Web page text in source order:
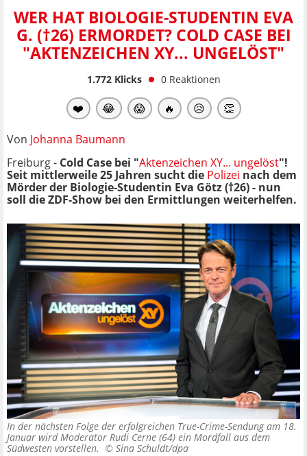
WER HAT BIOLOGIE-STUDENTIN EVA
G. (†26) ERMORDET? COLD CASE BEI
"AKTENZEICHEN XY... UNGELÖST"
1.772Klicks 0 Reaktionen
❤️ 😂 😱 🔥 😥 👏
Von Johanna Baumann
Freiburg - Cold Case bei "Aktenzeichen XY... ungelöst"!
Seit mittlerweile 25 Jahren sucht die Polizei nach dem
Mörder der Biologie-Studentin Eva Götz (†26) - nun
soll die ZDF-Show bei den Ermittlungen weiterhelfen.
In der nächsten Folge der erfolgreichen True-Crime-Sendung am 18.
Januar wird Moderator Rudi Cerne (64) ein Mordfall aus dem
Südwesten vorstellen. © Sina Schuldt/dpa